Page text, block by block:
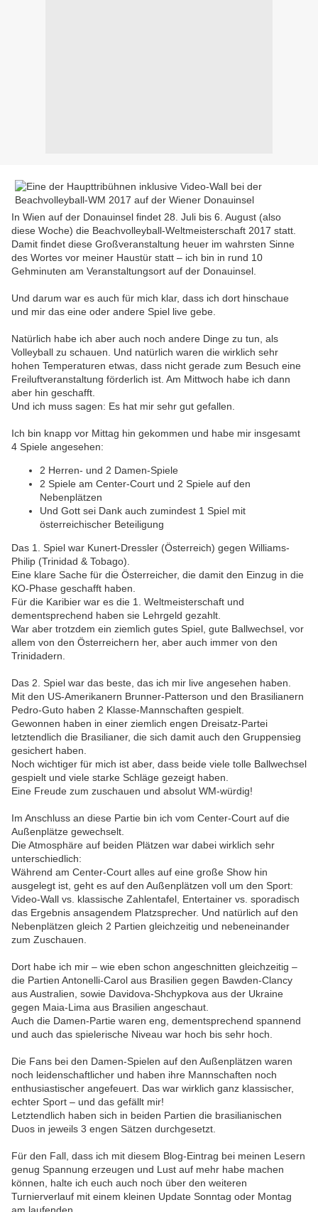
In Wien auf der Donauinsel findet 28. Juli bis 6. August (also
diese Woche) die Beachvolleyball-Weltmeisterschaft 2017 statt.
Damit findet diese Großveranstaltung heuer im wahrsten Sinne
des Wortes vor meiner Haustür statt – ich bin in rund 10
Gehminuten am Veranstaltungsort auf der Donauinsel.
Und darum war es auch für mich klar, dass ich dort hinschaue
und mir das eine oder andere Spiel live gebe.
Natürlich habe ich aber auch noch andere Dinge zu tun, als
Volleyball zu schauen. Und natürlich waren die wirklich sehr
hohen Temperaturen etwas, dass nicht gerade zum Besuch eine
Freiluftveranstaltung förderlich ist. Am Mittwoch habe ich dann
aber hin geschafft.
Und ich muss sagen: Es hat mir sehr gut gefallen.
Ich bin knapp vor Mittag hin gekommen und habe mir insgesamt
4 Spiele angesehen:
2 Herren- und 2 Damen-Spiele
2 Spiele am Center-Court und 2 Spiele auf den
Nebenplätzen
Und Gott sei Dank auch zumindest 1 Spiel mit
österreichischer Beteiligung
Das 1. Spiel war Kunert-Dressler (Österreich) gegen Williams-
Philip (Trinidad & Tobago).
Eine klare Sache für die Österreicher, die damit den Einzug in die
KO-Phase geschafft haben.
Für die Karibier war es die 1. Weltmeisterschaft und
dementsprechend haben sie Lehrgeld gezahlt.
War aber trotzdem ein ziemlich gutes Spiel, gute Ballwechsel, vor
allem von den Österreichern her, aber auch immer von den
Trinidadern.
Das 2. Spiel war das beste, das ich mir live angesehen haben.
Mit den US-Amerikanern Brunner-Patterson und den Brasilianern
Pedro-Guto haben 2 Klasse-Mannschaften gespielt.
Gewonnen haben in einer ziemlich engen Dreisatz-Partei
letztendlich die Brasilianer, die sich damit auch den Gruppensieg
gesichert haben.
Noch wichtiger für mich ist aber, dass beide viele tolle Ballwechsel
gespielt und viele starke Schläge gezeigt haben.
Eine Freude zum zuschauen und absolut WM-würdig!
Im Anschluss an diese Partie bin ich vom Center-Court auf die
Außenplätze gewechselt.
Die Atmosphäre auf beiden Plätzen war dabei wirklich sehr
unterschiedlich:
Während am Center-Court alles auf eine große Show hin
ausgelegt ist, geht es auf den Außenplätzen voll um den Sport:
Video-Wall vs. klassische Zahlentafel, Entertainer vs. sporadisch
das Ergebnis ansagendem Platzsprecher. Und natürlich auf den
Nebenplätzen gleich 2 Partien gleichzeitig und nebeneinander
zum Zuschauen.
Dort habe ich mir – wie eben schon angeschnitten gleichzeitig –
die Partien Antonelli-Carol aus Brasilien gegen Bawden-Clancy
aus Australien, sowie Davidova-Shchypkova aus der Ukraine
gegen Maia-Lima aus Brasilien angeschaut.
Auch die Damen-Partie waren eng, dementsprechend spannend
und auch das spielerische Niveau war hoch bis sehr hoch.
Die Fans bei den Damen-Spielen auf den Außenplätzen waren
noch leidenschaftlicher und haben ihre Mannschaften noch
enthusiastischer angefeuert. Das war wirklich ganz klassischer,
echter Sport – und das gefällt mir!
Letztendlich haben sich in beiden Partien die brasilianischen
Duos in jeweils 3 engen Sätzen durchgesetzt.
Für den Fall, dass ich mit diesem Blog-Eintrag bei meinen Lesern
genug Spannung erzeugen und Lust auf mehr habe machen
können, halte ich euch auch noch über den weiteren
Turnierverlauf mit einem kleinen Update Sonntag oder Montag